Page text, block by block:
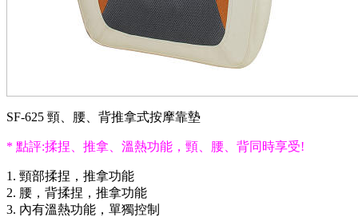
SF-625 頸、腰、背推拿式按摩靠墊
* 點評:揉捏、推拿、溫熱功能，頸、腰、背同時享受!
1. 頸部揉捏，推拿功能
2. 腰，背揉捏，推拿功能
3. 內有溫熱功能，單獨控制